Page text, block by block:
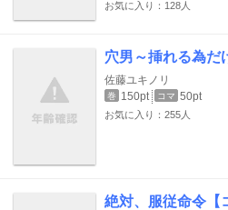
お気に入り：128人
穴男～挿れる為だ
佐藤ユキノリ
巻 150pt コマ 50pt
お気に入り：255人
絶対、服従命令【